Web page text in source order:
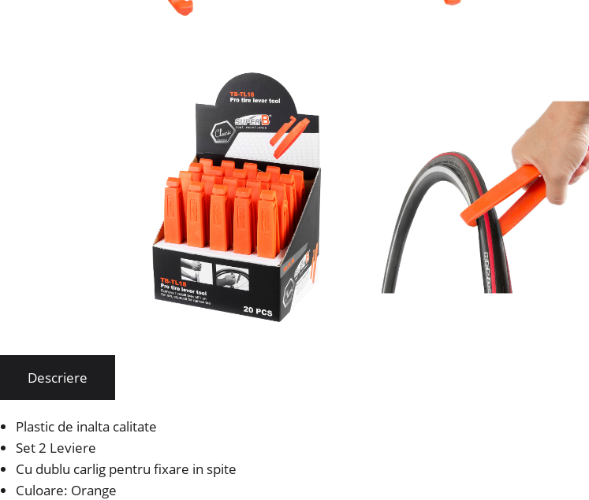
Descriere
Plastic de inalta calitate
Set 2 Leviere
Cu dublu carlig pentru fixare in spite
Culoare: Orange